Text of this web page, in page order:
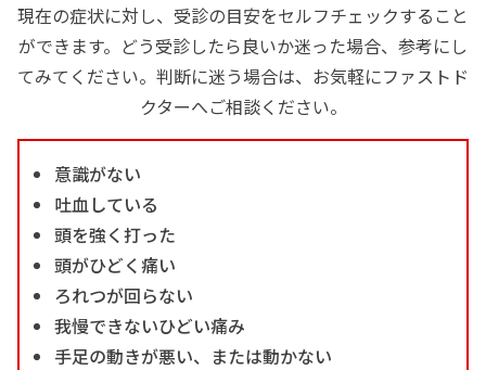
現在の症状に対し、受診の目安をセルフチェックすること
ができます。どう受診したら良いか迷った場合、参考にし
てみてください。判断に迷う場合は、お気軽にファストド
クターへご相談ください。
意識がない
吐血している
頭を強く打った
頭がひどく痛い
ろれつが回らない
我慢できないひどい痛み
手足の動きが悪い、または動かない